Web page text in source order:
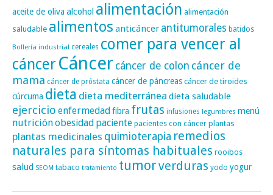
aceite de oliva alcohol alimentación alimentación
saludable alimentos anticáncer antitumorales batidos
Bollería industrial cereales comer para vencer al
cáncerCáncer cáncer de colon cáncer de
mama cáncer de próstata cáncer de páncreascáncer de tiroides
cúrcuma dieta dieta mediterránea dieta saludable
ejercicio enfermedadfibra frutas infusiones legumbres menú
nutriciónobesidad paciente pacientes con cáncer plantas
plantas medicinales quimioterapia remedios
naturales para síntomas habituales rooibos
salud SEOM tabaco tratamiento tumorverduras yodo yogur